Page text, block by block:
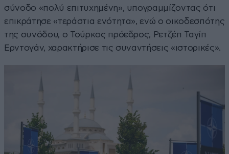
σύνοδο «πολύ επιτυχημένη», υπογραμμίζοντας ότι
επικράτησε «τεράστια ενότητα», ενώ ο οικοδεσπότης
της συνόδου, ο Τούρκος πρόεδρος, Ρετζέπ Ταγίπ
Ερντογάν, χαρακτήρισε τις συναντήσεις «ιστορικές».